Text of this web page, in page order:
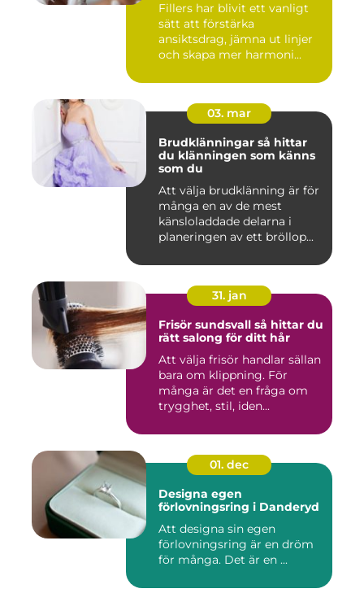
Fillers har blivit ett vanligt
sätt att förstärka
ansiktsdrag, jämna ut linjer
och skapa mer harmoni...
03. mar
Brudklänningar så hittar
du klänningen som känns
som du
Att välja brudklänning är för
många en av de mest
känsloladdade delarna i
planeringen av ett bröllop...
31. jan
Frisör sundsvall så hittar du
rätt salong för ditt hår
Att välja frisör handlar sällan
bara om klippning. För
många är det en fråga om
trygghet, stil, iden...
01. dec
Designa egen
förlovningsring i Danderyd
Att designa sin egen
förlovningsring är en dröm
för många. Det är en ...